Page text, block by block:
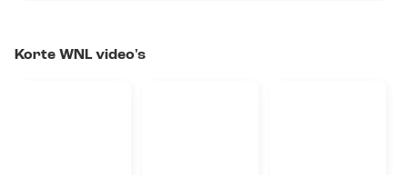
Korte WNL video's